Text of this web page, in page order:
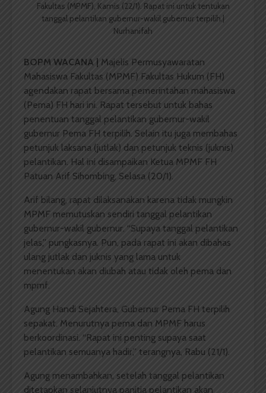
Fakultas (MPMF), Kamis (22/1). Rapat ini untuk tentukan
tanggal pelantikan gubernur-wakil gubernur terpilih.|
Nurhanifah
BOPM WACANA |
Majelis Permusyawaratan
Mahasiswa Fakultas (MPMF) Fakultas Hukum (FH)
agendakan rapat bersama pemerintahan mahasiswa
(Pema) FH hari ini. Rapat tersebut untuk bahas
penentuan tanggal pelantikan gubernur-wakil
gubernur Pema FH terpilih. Selain itu juga membahas
petunjuk laksana (jutlak) dan petunjuk teknis (juknis)
pelantikan. Hal ini disampaikan Ketua MPMF FH
Patuan Arif Sihombing, Selasa (20/1).
Arif bilang, rapat dilaksanakan karena tidak mungkin
MPMF memutuskan sendiri tanggal pelantikan
gubernur-wakil gubernur. “Supaya tanggal pelantikan
jelas,” pungkasnya. Pun, pada rapat ini akan dibahas
ulang jutlak dan juknis yang lama untuk
menentukan akan diubah atau tidak oleh pema dan
mpmf.
Agung Handi Sejahtera, Gubernur Pema FH terpilih
sepakat. Menurutnya pema dan MPMF harus
berkoordinasi. “Rapat ini penting supaya saat
pelantikan semuanya hadir,” terangnya, Rabu (21/1).
Agung menambahkan, setelah tanggal pelantikan
ditetapkan selanjutnya panitia pelantikan akan